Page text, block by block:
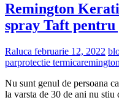
Remington
spray Taft
Raluca februarie 12, 2022
parprotectie termicaremington
Nu sunt genul de persoana
la varsta de 30 de ani nu